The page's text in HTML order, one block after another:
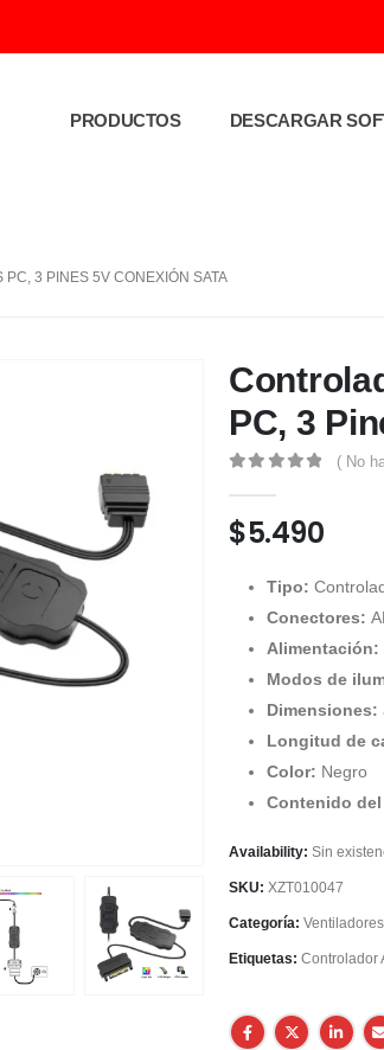
PRODUCTOS DESCARGAR
3 PINES 5V CONEXIÓN SATA
PC, 3
( No
$5.490
Tipo:
Conectores:
Alimentación:
Modos de
Dimensiones:
Longitud de
Color: Negro
Contenido
Availability: Sin
SKU: XZT010047
Categoría: Ventiladores
Etiquetas: Controlador